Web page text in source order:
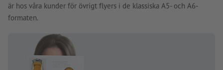
är hos våra kunder för övrigt flyers i de klassiska A5- och A6-
formaten.